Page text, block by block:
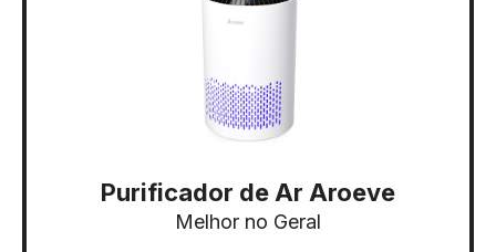
Purificador de Ar Aroeve
Melhor no Geral